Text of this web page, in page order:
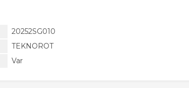
20252SG010
TEKNOROT
Var